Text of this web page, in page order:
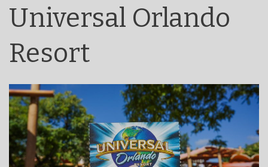
Universal Orlando
Resort